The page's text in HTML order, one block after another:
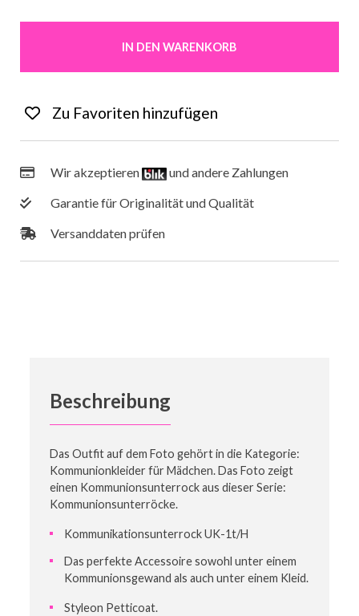
IN DEN WARENKORB
Wir akzeptieren
und andere Zahlungen
Garantie für Originalität und Qualität
Versanddaten prüfen
Beschreibung
Das Outfit auf dem Foto gehört in die Kategorie:
Kommunionkleider für Mädchen. Das Foto zeigt
einen Kommunionsunterrock aus dieser Serie:
Kommunionsunterröcke.
Kommunikationsunterrock UK-1t/H
Das perfekte Accessoire sowohl unter einem
Kommunionsgewand als auch unter einem Kleid.
Styleon Petticoat.